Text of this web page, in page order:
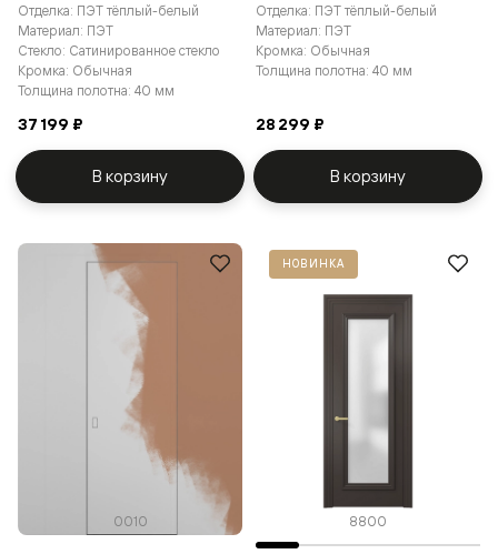
Отделка: ПЭТ тёплый-белый
Материал: ПЭТ
Стекло: Сатинированное стекло
Кромка: Обычная
Толщина полотна: 40 мм
37 199 ₽
В корзину
Отделка: ПЭТ тёплый-белый
Материал: ПЭТ
Кромка: Обычная
Толщина полотна: 40 мм
28 299 ₽
В корзину
0010
НОВИНКА
8800